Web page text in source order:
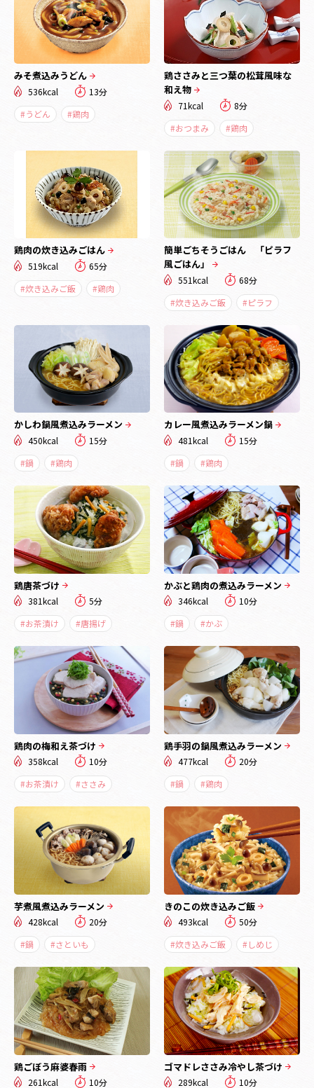
みそ煮込みうどん
536kcal
13分
#うどん
#鶏肉
鶏ささみと三つ葉の松茸風味な
和え物
71kcal
8分
#おつまみ
#鶏肉
鶏肉の炊き込みごはん
519kcal
65分
#炊き込みご飯
#鶏肉
簡単ごちそうごはん 「ピラフ
風ごはん」
551kcal
68分
#炊き込みご飯
#ピラフ
かしわ鍋風煮込みラーメン
450kcal
15分
#鍋
#鶏肉
カレー風煮込みラーメン鍋
481kcal
15分
#鍋
#鶏肉
鶏唐茶づけ
381kcal
5分
#お茶漬け
#唐揚げ
かぶと鶏肉の煮込みラーメン
346kcal
10分
#鍋
#かぶ
鶏肉の梅和え茶づけ
358kcal
10分
#お茶漬け
#ささみ
鶏手羽の鍋風煮込みラーメン
477kcal
20分
#鍋
#鶏肉
芋煮風煮込みラーメン
428kcal
20分
#鍋
#さといも
きのこの炊き込みご飯
493kcal
50分
#炊き込みご飯
#しめじ
鶏ごぼう麻婆春雨
261kcal 10分
ゴマドレささみ冷やし茶づけ
289kcal 10分